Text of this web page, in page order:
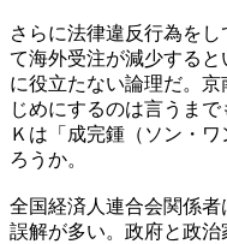
さらに法律違反行為を
て海外受注が減少する
に役立たない論理だ。
じめにするのは言うま
Ｋは「成完鍾（ソン・
ろうか。
全国経済人連合会関係
誤解が多い。政府と政